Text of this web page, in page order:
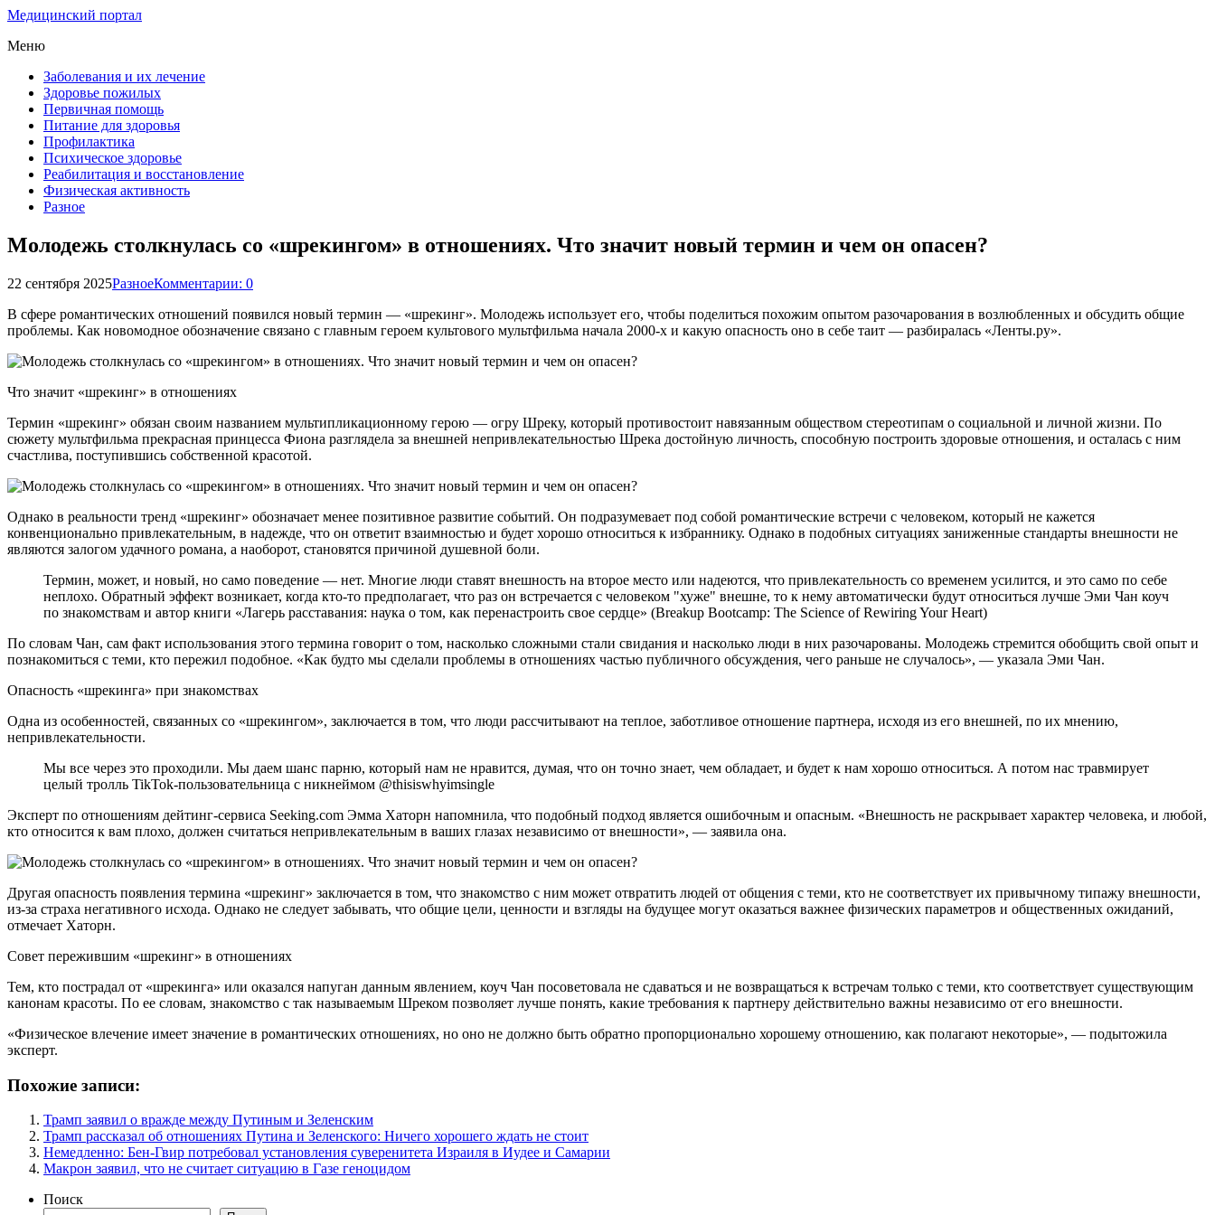
Медицинский портал
Меню
Заболевания и их лечение
Здоровье пожилых
Первичная помощь
Питание для здоровья
Профилактика
Психическое здоровье
Реабилитация и восстановление
Физическая активность
Разное
Молодежь столкнулась со «шрекингом» в отношениях. Что значит новый термин и чем он опасен?
22 сентября 2025РазноеКомментарии: 0
В сфере романтических отношений появился новый термин — «шрекинг». Молодежь использует его, чтобы поделиться похожим опытом разочарования в возлюбленных и обсудить общие
проблемы. Как новомодное обозначение связано с главным героем культового мультфильма начала 2000-х и какую опасность оно в себе таит — разбиралась «Ленты.ру».
Что значит «шрекинг» в отношениях
Термин «шрекинг» обязан своим названием мультипликационному герою — огру Шреку, который противостоит навязанным обществом стереотипам о социальной и личной жизни. По
сюжету мультфильма прекрасная принцесса Фиона разглядела за внешней непривлекательностью Шрека достойную личность, способную построить здоровые отношения, и осталась с ним
счастлива, поступившись собственной красотой.
Однако в реальности тренд «шрекинг» обозначает менее позитивное развитие событий. Он подразумевает под собой романтические встречи с человеком, который не кажется
конвенционально привлекательным, в надежде, что он ответит взаимностью и будет хорошо относиться к избраннику. Однако в подобных ситуациях заниженные стандарты внешности не
являются залогом удачного романа, а наоборот, становятся причиной душевной боли.
Термин, может, и новый, но само поведение — нет. Многие люди ставят внешность на второе место или надеются, что привлекательность со временем усилится, и это само по себе
неплохо. Обратный эффект возникает, когда кто-то предполагает, что раз он встречается с человеком "хуже" внешне, то к нему автоматически будут относиться лучше Эми Чан коуч
по знакомствам и автор книги «Лагерь расставания: наука о том, как перенастроить свое сердце» (Breakup Bootcamp: The Science of Rewiring Your Heart)
По словам Чан, сам факт использования этого термина говорит о том, насколько сложными стали свидания и насколько люди в них разочарованы. Молодежь стремится обобщить свой опыт и
познакомиться с теми, кто пережил подобное. «Как будто мы сделали проблемы в отношениях частью публичного обсуждения, чего раньше не случалось», — указала Эми Чан.
Опасность «шрекинга» при знакомствах
Одна из особенностей, связанных со «шрекингом», заключается в том, что люди рассчитывают на теплое, заботливое отношение партнера, исходя из его внешней, по их мнению,
непривлекательности.
Мы все через это проходили. Мы даем шанс парню, который нам не нравится, думая, что он точно знает, чем обладает, и будет к нам хорошо относиться. А потом нас травмирует
целый тролль TikTok-пользовательница с никнеймом @thisiswhyimsingle
Эксперт по отношениям дейтинг-сервиса Seeking.com Эмма Хаторн напомнила, что подобный подход является ошибочным и опасным. «Внешность не раскрывает характер человека, и любой,
кто относится к вам плохо, должен считаться непривлекательным в ваших глазах независимо от внешности», — заявила она.
Другая опасность появления термина «шрекинг» заключается в том, что знакомство с ним может отвратить людей от общения с теми, кто не соответствует их привычному типажу внешности,
из-за страха негативного исхода. Однако не следует забывать, что общие цели, ценности и взгляды на будущее могут оказаться важнее физических параметров и общественных ожиданий,
отмечает Хаторн.
Совет пережившим «шрекинг» в отношениях
Тем, кто пострадал от «шрекинга» или оказался напуган данным явлением, коуч Чан посоветовала не сдаваться и не возвращаться к встречам только с теми, кто соответствует существующим
канонам красоты. По ее словам, знакомство с так называемым Шреком позволяет лучше понять, какие требования к партнеру действительно важны независимо от его внешности.
«Физическое влечение имеет значение в романтических отношениях, но оно не должно быть обратно пропорционально хорошему отношению, как полагают некоторые», — подытожила
эксперт.
Похожие записи:
Трамп заявил о вражде между Путиным и Зеленским
Трамп рассказал об отношениях Путина и Зеленского: Ничего хорошего ждать не стоит
Немедленно: Бен-Гвир потребовал установления суверенитета Израиля в Иудее и Самарии
Макрон заявил, что не считает ситуацию в Газе геноцидом
Поиск